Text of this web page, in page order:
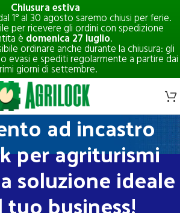
Chiusura estiva
1° al 30 agosto saremo chiusi per ferie.
per ricevere gli ordini con spedizione
è domenica 27 luglio.
ordinare anche durante la chiusura: gli
evasi e spediti regolarmente a partire dai
giorni di settembre.
ad incastro
per agriturismi
soluzione ideale